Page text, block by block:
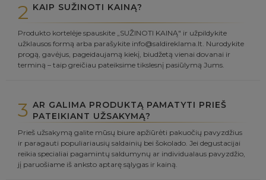
2 KAIP SUŽINOTI KAINĄ?
Produkto kortelėje spauskite „SUŽINOTI KAINĄ" ir užpildykite
užklausos formą arba parašykite info@saldireklama.lt. Nurodykite
progą, gavėjus, pageidaujamą kiekį, biudžetą vienai dovanai ir
terminą – taip greičiau pateiksime tikslesnį pasiūlymą Jums.
3 AR GALIMA PRODUKTĄ PAMATYTI PRIEŠ
PATEIKIANT UŽSAKYMĄ?
Prieš užsakymą galite mūsų biure apžiūrėti pakuočių pavyzdžius
ir paragauti populiariausių saldainių bei šokolado. Jei degustacijai
reikia specialiai pagamintų saldumynų ar individualaus pavyzdžio,
jį paruošiame iš anksto aptarę sąlygas ir kainą.